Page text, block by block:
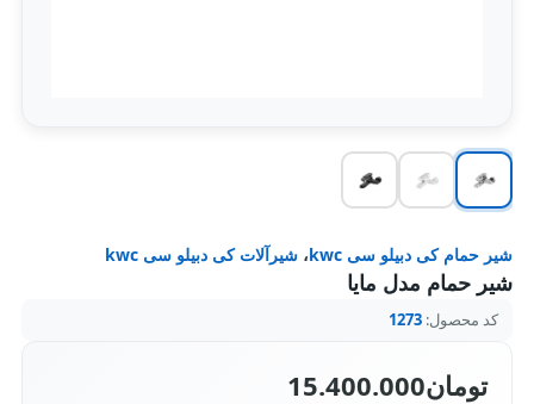
شیر حمام کی دبیلو سی kwc ، شیرآلات کی دبیلو سی kwc
شیر حمام مدل مایا
کد محصول: 1273
تومان15.400.000